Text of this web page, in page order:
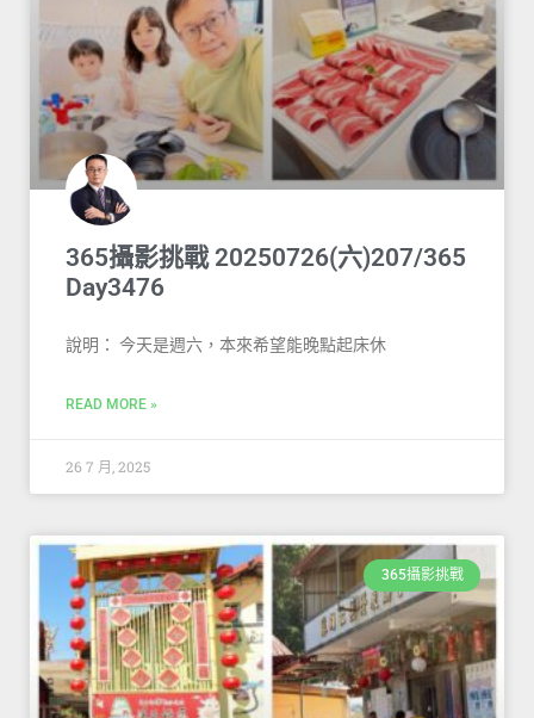
365攝影挑戰 20250726(六)207/365
Day3476
說明： 今天是週六，本來希望能晚點起床休
READ MORE »
26 7 月, 2025
365攝影挑戰